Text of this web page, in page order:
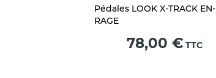
Pédales LOOK X-TRACK EN-
RAGE
Prix
78,00 € TTC